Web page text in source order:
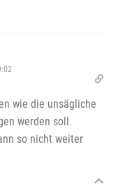
wie die unsägliche
werden soll.
so nicht weiter